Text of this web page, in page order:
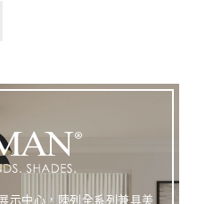
k
示中心，陳列全系列兼具美